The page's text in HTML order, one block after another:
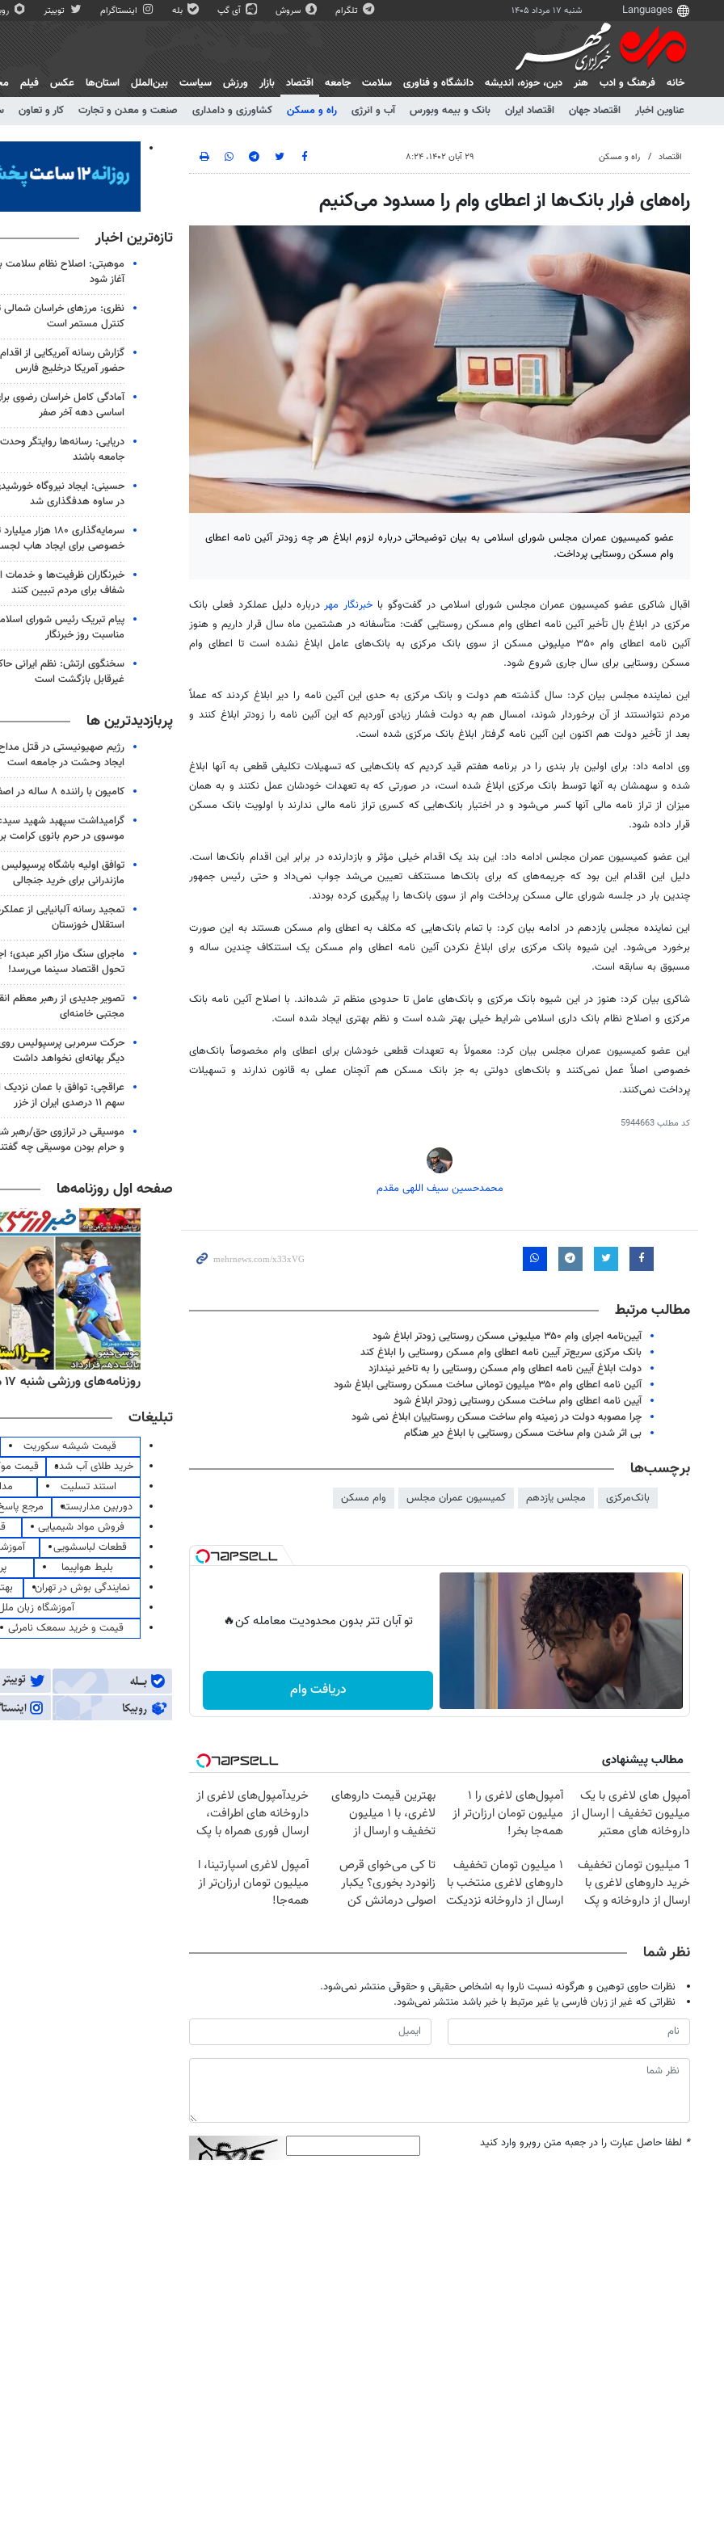
شنبه ۱۷ مرداد ۱۴۰۵ تلگرام سروش آی گپ بله اینستاگرام توییتر
خانه فرهنگ و ادب هنر دين، حوزه، انديشه دانشگاه و فناوری سلامت جامعه
اقتصاد
عناوین اخبار
اقتصاد جهان اقتصاد ایران بانک و بیمه وبورس آب و انرژی راه و مسکن کشاورزی و دامداری صنعت و معدن و تجارت کار و تعاون
بازار ورزش سیاست بین‌الملل استان‌ها عکس فیلم
اقتصاد راه و مسکن ۲۹ آبان ۱۴۰۲، ۸:۲۴
راه‌های فرار بانک‌ها از اعطای وام را مسدود می‌کنیم
عضو کمیسیون عمران مجلس شورای اسلامی به بیان توضیحاتی درباره لزوم ابلاغ هر چه زودتر آئین نامه اعطای
وام مسکن روستایی پرداخت.
اقبال شاکری عضو کمیسیون عمران مجلس شورای اسلامی در گفت‌وگو با خبرنگار مهردرباره دلیل عملکرد فعلی بانک
مرکزی در ابلاغ بال تأخیر آئین نامه اعطای وام مسکن روستایی گفت: متأسفانه در هشتمین ماه سال قرار داریم و هنوز
آئین نامه اعطای وام ۳۵۰ میلیونی مسکن از سوی بانک مرکزی به بانک‌های عامل ابلاغ نشده است تا اعطای وام
مسکن روستایی برای سال جاری شروع شود.
این نماینده مجلس بیان کرد: سال گذشته هم دولت و بانک مرکزی به حدی این آئین نامه را دیر ابلاغ کردند که عملاً
مردم نتوانستند از آن برخوردار شوند، امسال هم به دولت فشار زیادی آوردیم که این آئین نامه را زودتر ابلاغ کنند و
بعد از تأخیر دولت هم اکنون این آئین نامه گرفتار ابلاغ بانک مرکزی شده است.
وی ادامه داد: برای اولین بار بندی را در برنامه هفتم قید کردیم که بانک‌هایی که تسهیلات تکلیفی قطعی به آنها ابلاغ
شده و سهمشان به آنها توسط بانک مرکزی ابلاغ شده است، در صورتی که به تعهدات خودشان عمل نکنند و به همان
میزان از تراز نامه مالی آنها کسر می‌شود و در اختیار بانک‌هایی که کسری تراز نامه مالی ندارند با اولویت بانک مسکن
قرار داده شود.
این عضو کمیسیون عمران مجلس ادامه داد: این بند یک اقدام خیلی مؤثر و بازدارنده در برابر این اقدام بانک‌ها است.
دلیل این اقدام این بود که جریمه‌های که برای بانک‌ها مستنکفتعیین می‌شد جواب نمی‌داد و حتی رئیس جمهور
چندین بار در جلسه شورای عالی مسکن پرداخت وام از سوی بانک‌ها را پیگیری کرده بودند.
این نماینده مجلس یازدهم در ادامه بیان کرد: با تمام بانک‌هایی که مکلف به اعطای وام مسکن هستند به این صورت
برخورد می‌شود. این شیوه بانک مرکزی برای ابلاغ نکردن آئین نامه اعطای وام مسکن یک استنکاف چندین ساله و
مسبوق به سابقه است.
شاکری بیان کرد: هنوز در این شیوه بانک مرکزی و بانک‌های عامل تا حدودی منظم تر شده‌اند. با اصلاح آئین نامه بانک
مرکزی و اصلاح نظام بانک داری اسلامی شرایط خیلی بهتر شده است و نظم بهتری ایجاد شده است.
این عضو کمیسیون عمران مجلس بیان کرد: معمولاً به تعهدات قطعی خودشان برای اعطای وام مخصوصاً بانک‌های
خصوصی اصلاً عمل نمی‌کنند و بانک‌های دولتی به جز بانک مسکن هم آنچنان عملی به قانون ندارند و تسهیلات
پرداخت نمی‌کنند.
کد مطلب5944663
محمدحسین سیف اللهی مقدم
مطالب مرتبط
آیین‌نامه اجرای وام ۳۵۰ میلیونی مسکن روستایی زودتر ابلاغ شود
بانک مرکزی سریع‌تر آیین نامه اعطای وام مسکن روستایی را ابلاغ کند
دولت ابلاغ آیین نامه اعطای وام مسکن روستایی را به تاخیر نیندازد
آئین نامه اعطای وام ۳۵۰ میلیون تومانی ساخت مسکن روستایی ابلاغ شود
آیین نامه اعطای وام ساخت مسکن روستایی زودتر ابلاغ شود
چرا مصوبه دولت در زمینه وام ساخت مسکن روستاییان ابلاغ نمی شود
بی اثر شدن وام ساخت مسکن روستایی با ابلاغ دیر هنگام
برچسب‌ها
بانک‌مرکزی مجلس یازدهم کمیسیون عمران مجلس وام مسکن
تو آبان تتر بدون محدودیت معامله کن🔥
دریافت وام
مطالب پیشنهادی
آمپول های لاغری با یک
میلیون تخفیف | ارسال از
داروخانه های معتبر
آمپول‌های لاغری را ۱
میلیون تومان ارزان‌تر از
همه‌جا بخر!
بهترین قیمت داروهای
لاغری، با ۱ میلیون
تخفیف و ارسال از
خریدآمپول‌های لاغری از
داروخانه های اطرافت،
ارسال فوری همراه با پک
1 میلیون تومان تخفیف
خرید داروهای لاغری با
ارسال از داروخانه و پک
۱ میلیون تومان تخفیف
داروهای لاغری منتخب با
ارسال از داروخانه نزدیکت
تا کی می‌خوای قرص
زانودرد بخوری؟ یکبار
اصولی درمانش کن
آمپول لاغری اسپارتینا، ا
میلیون تومان ارزان‌تر از
همه‌جا!
نظر شما
نظرات حاوی توهین و هرگونه نسبت ناروا به اشخاص حقیقی و حقوقی منتشر نمی‌شود.
نظراتی که غیر از زبان فارسی یا غیر مرتبط با خبر باشد منتشر نمی‌شود.
* لطفا حاصل عبارت را در جعبه متن روبرو وارد کنید
تازه‌ترین اخبار
موهبتی: اصلاح نظام سلامت
آغاز شود
نظری: مرزهای خراسان
کنترل مستمر است
گزارش رسانه آمریکایی از اقدام
حضور آمریکا درخلیج فارس
آمادگی کامل خراسان رضوی
اساسی دهه آخر صفر
دریایی: رسانه‌ها روایتگر
جامعه باشند
در ساوه هدفگذاری شد
سرمایه‌گذاری ۱۸۰
خصوصی برای ایجاد هاب
خبرنگاران ظرفیت‌ها و خدمات
شفاف برای مردم تبیین کنند
پیام تبریک رئیس شورای
مناسبت روز خبرنگار
سخنگوی ارتش: نظم ایرانی
غیرقابل بازگشت است
پربازدیدترین ها
رژیم صهیونیستی در قتل
ایجاد وحشت در جامعه است
کامیون با راننده ۸ ساله در اصفهان توقیف شد
گرامیداشت سپهبد شهید
موسوی در حرم بانوی کرامت
توافق اولیه باشگاه
مازندرانی برای خرید جنجالی
تمجید رسانه آلبانیایی از
استقلال خوزستان
ماجرای سنگ مزار اکبر عبدی؛
تحول اقتصاد سینما می‌رسد!
تصویر جدیدی از رهبر معظم
مجتبی خامنه‌ای
حرکت سرمربی پرسپولیس روی
دیگر بهانه‌ای نخواهد داشت
عراقچی: توافق با عمان
سهم ۱۱ درصدی ایران از خزر
موسیقی در ترازوی حق/رهبر
و حرام بودن موسیقی چه
صفحه اول روزنامه‌ها
روزنامه‌های صبح شنبه ۱۷ مرداد ۱۴۰۵ روزنامه‌های اقتصادی شنبه ۱۷ مرداد ۱۴۰۵ روزنامه‌های ورزشی شنبه ۱۷ مرداد ۱۴۰۵
تبلیغات
قیمت شیشه سکوریت
خرید طلای آب شده
قیمت
استند تسلیت
دوربین مداربسته
مرجع
فروش مواد شیمیایی
قطعات لباسشویی
بلیط هواپیما
نمایندگی بوش در تهران
آموزشگاه زبان
قیمت و خرید سمعک نامرئی